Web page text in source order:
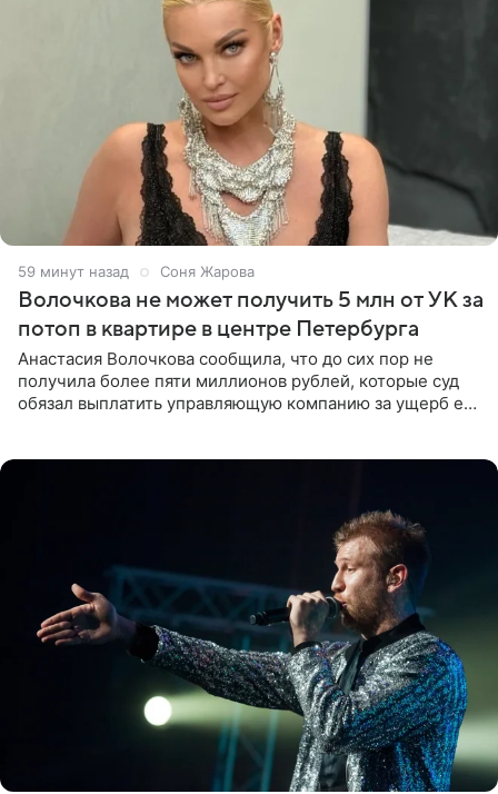
1 час назад Соня Жарова
Волочкова не может получить 5 млн от УК за
потоп в квартире в центре Петербурга
Анастасия Волочкова сообщила, что до сих пор не
получила более пяти миллионов рублей, которые суд
обязал выплатить управляющую компанию за ущерб ее